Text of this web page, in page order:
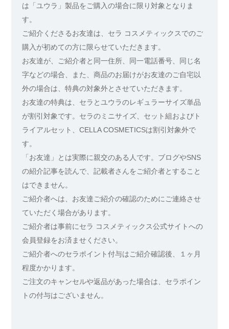
は「ユウラ」製品をご購入の場合に限り対象となりま
す。
ご紹介くださるお友達は、セラ コスメティックスでのご
購入が初めての方に限らせていただきます。
お友達が、ご紹介者と同一住所、同一電話番号、同じ名
字などの場合、また、商品のお届けがお友達のご自宅以
外の場合は、特典の対象外とさせていただきます。
お友達の特典は、セラとユウラのレギュラーサイズ単品
が割引対象です。セラのミニサイズ、セット組およびト
ライアルセット、CELLA COSMETICSは割引対象外で
す。
「お友達」とは実際に親交のある人です。ブログやSNS
の紹介記事を読んで、記載者さんをご紹介者とすること
はできません。
ご紹介者へは、お友達ご紹介の確認のためにご連絡させ
ていただく場合があります。
ご紹介者は事前にセラ コスメティックス公式サイトへの
会員登録をお済ませください。
ご紹介者へのセラポイント付与はご紹介確認後、１ヶ月
程度かかります。
ご注文のキャンセルや返品があった場合は、セラポイン
トの付与はございません。